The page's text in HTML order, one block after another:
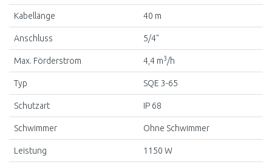
Kabellänge 40 m
Anschluss 5/4"
Max. Förderstrom 4,4 m3/h
Typ SQE 3-65
Schutzart IP 68
Schwimmer Ohne Schwimmer
Leistung 1150 W